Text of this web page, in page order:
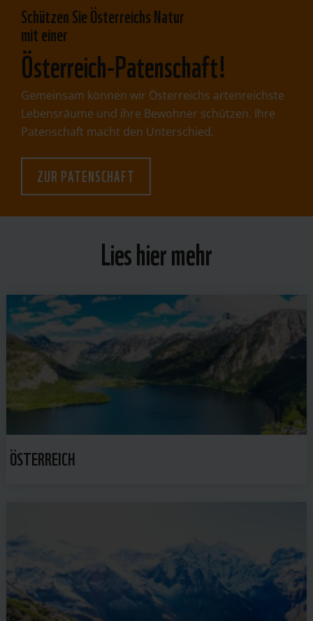
​Schützen Sie Österreichs Natur
mit einer
Österreich-Patenschaft!
Gemeinsam können wir Österreichs artenreichste
Lebensräume und ihre Bewohner schützen. Ihre
Patenschaft macht den Unterschied.
ZUR PATENSCHAFT
Lies hier mehr
ÖSTERREICH